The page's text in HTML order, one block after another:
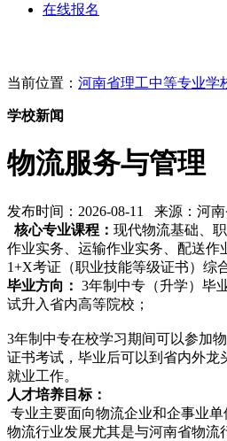
在线报名
当前位置： 河南省理工中等专业学
学校新闻
物流服务与管理
发布时间：2026-08-11 来源：河
核心专业课程： 现代物流基础、
作业实务、运输作业实务、配送作
1+X考证（职业技能等级证书）综
毕业方向： 3年制中专（升学）毕
试升入省内高等院校；
3年制中专在校学习期间可以参加
证书考试，毕业后可以到省内外龙
就业工作。
人才培养目标：
专业主要面向物流企业和企事业
物流行业发展尤其是与河南省物流